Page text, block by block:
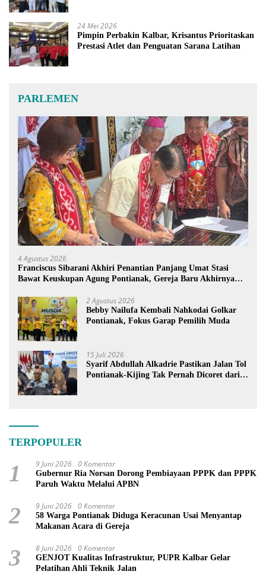
24 Mei 2026
Pimpin Perbakin Kalbar, Krisantus Prioritaskan
Prestasi Atlet dan Penguatan Sarana Latihan
PARLEMEN
4 Agustus 2026
Franciscus Sibarani Akhiri Penantian Panjang Umat Stasi
Bawat Keuskupan Agung Pontianak, Gereja Baru Akhirnya
2 Agustus 2026
Bebby Nailufa Kembali Nahkodai Golkar
Pontianak, Fokus Garap Pemilih Muda
15 Juli 2026
Syarif Abdullah Alkadrie Pastikan Jalan Tol
Pontianak-Kijing Tak Pernah Dicoret dari
TERPOPULER
1 9 Juni 2026 0 Komentar
Gubernur Ria Norsan Dorong Pembiayaan PPPK dan PPPK
Paruh Waktu Melalui APBN
2 9 Juni 2026 0 Komentar
58 Warga Pontianak Diduga Keracunan Usai Menyantap
Makanan Acara di Gereja
3 8 Juni 2026 0 Komentar
GENJOT Kualitas Infrastruktur, PUPR Kalbar Gelar
Pelatihan Ahli Teknik Jalan